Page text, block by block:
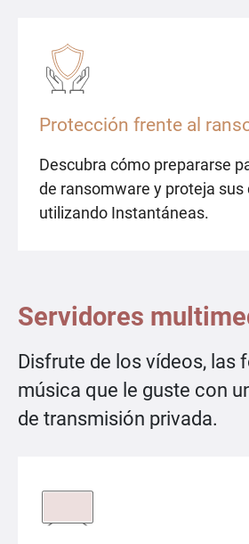
Protección frente al
Descubra cómo prepararse
de ransomware y proteja sus
utilizando Instantáneas.
Servidores
Disfrute de los vídeos, las
música que le guste con
de transmisión privada.